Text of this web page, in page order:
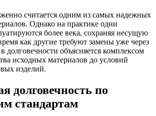
считается одним из самых надежных
Однако на практике одни
более века, сохраняя несущую
как другие требуют замены уже через
долговечности объясняется комплексом
исходных материалов до условий
изделий.
долговечность по
стандартам